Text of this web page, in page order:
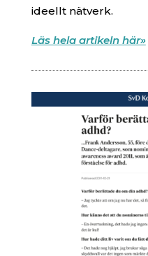
ideellt nätverk.
Läs hela artikeln här»